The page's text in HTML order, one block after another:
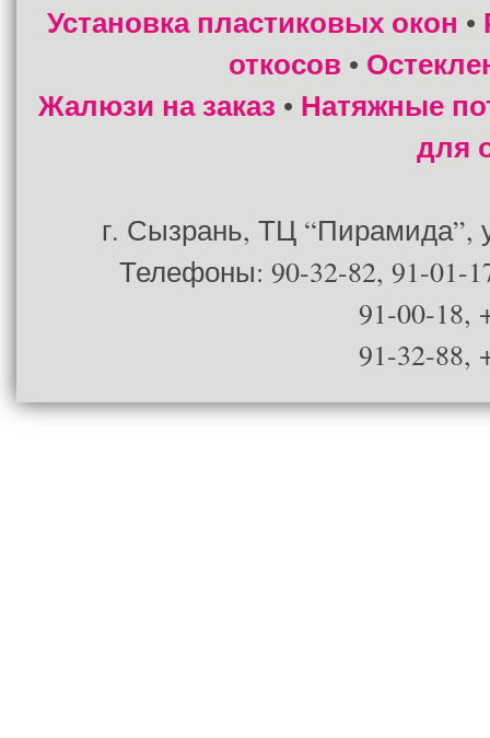
Установка пластиковых окон •
откосов •
Жалюзи на заказ • Натяжные
для
г. Сызрань, ТЦ “Пирамида”,
Телефоны: 90-32-82, 91-01-
91-00-18,
91-32-88,